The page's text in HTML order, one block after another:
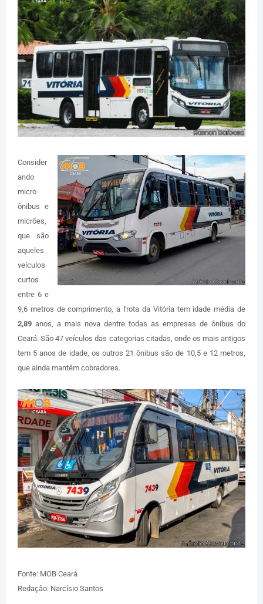
Consider
ando
micro
ônibus e
micrões,
que são
aqueles
veículos
curtos
entre 6 e
9,6 metros de comprimento, a frota da Vitória tem idade média de
2,89 anos, a mais nova dentre todas as empresas de ônibus do
Ceará. São 47 veículos das categorias citadas, onde os mais antigos
tem 5 anos de idade, os outros 21 ônibus são de 10,5 e 12 metros,
que ainda mantêm cobradores.
Fonte: MOB Ceará
Redação: Narcísio Santos